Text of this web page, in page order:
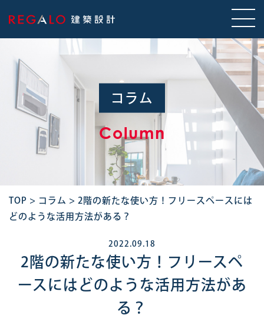
コラム
Column
TOP > コラム > 2階の新たな使い方！フリースペースには
どのような活用方法がある？
2022.09.18
2階の新たな使い方！フリースペ
ースにはどのような活用方法があ
る？